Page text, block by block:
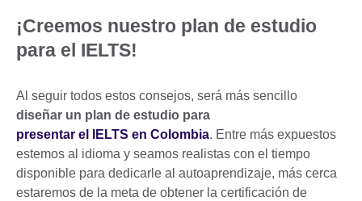
¡Creemos nuestro plan de estudio
para el IELTS!
Al seguir todos estos consejos, será más sencillo
diseñar un plan de estudio para
presentar el IELTS en Colombia. Entre más expuestos
estemos al idioma y seamos realistas con el tiempo
disponible para dedicarle al autoaprendizaje, más cerca
estaremos de la meta de obtener la certificación de